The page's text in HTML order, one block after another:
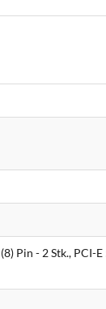
Pin - 2 Stk., PCI-